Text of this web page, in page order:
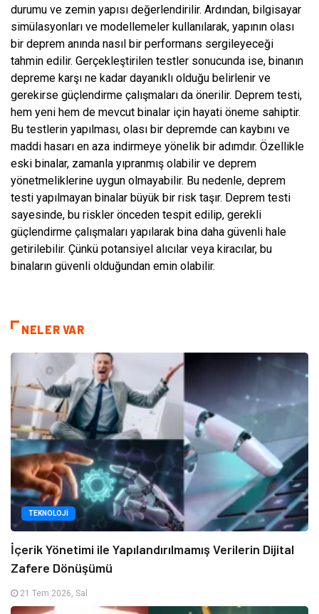
durumu ve zemin yapısı değerlendirilir. Ardından, bilgisayar
simülasyonları ve modellemeler kullanılarak, yapının olası
bir deprem anında nasıl bir performans sergileyeceği
tahmin edilir. Gerçekleştirilen testler sonucunda ise, binanın
depreme karşı ne kadar dayanıklı olduğu belirlenir ve
gerekirse güçlendirme çalışmaları da önerilir. Deprem testi,
hem yeni hem de mevcut binalar için hayati öneme sahiptir.
Bu testlerin yapılması, olası bir depremde can kaybını ve
maddi hasarı en aza indirmeye yönelik bir adımdır. Özellikle
eski binalar, zamanla yıpranmış olabilir ve deprem
yönetmeliklerine uygun olmayabilir. Bu nedenle, deprem
testi yapılmayan binalar büyük bir risk taşır. Deprem testi
sayesinde, bu riskler önceden tespit edilip, gerekli
güçlendirme çalışmaları yapılarak bina daha güvenli hale
getirilebilir. Çünkü potansiyel alıcılar veya kiracılar, bu
binaların güvenli olduğundan emin olabilir.
NELER VAR
TEKNOLOJI
İçerik Yönetimi ile Yapılandırılmamış Verilerin Dijital
Zafere Dönüşümü
21 Tem 2026, Sal